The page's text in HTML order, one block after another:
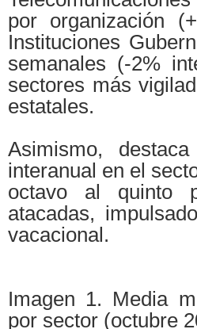
por organización
Instituciones
semanales (-2%
sectores más
estatales.
Asimismo,
interanual en el
octavo al quinto
atacadas,
vacacional.
Imagen 1. Media
por sector (octubre